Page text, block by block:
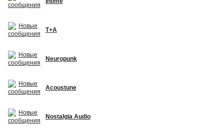
T+A
Neuropunk
Acoustune
Nostalgia Audio